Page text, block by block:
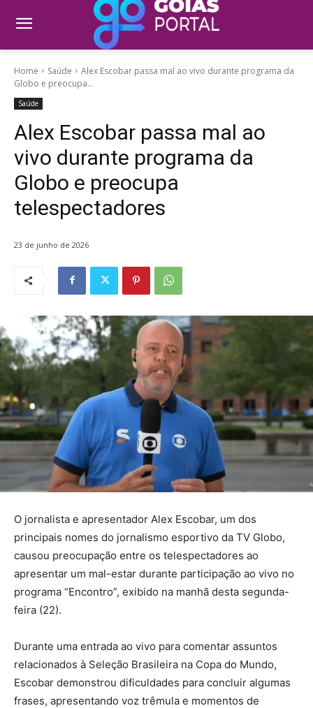
Home Saúde
Alex Escobar passa mal ao vivo durante programa da
Globo e preocupa...
Saúde
Alex Escobar passa mal ao
vivo durante programa da
Globo e preocupa
telespectadores
23 de junho de 2026
O jornalista e apresentador Alex Escobar, um dos
principais nomes do jornalismo esportivo da TV Globo,
causou preocupação entre os telespectadores ao
apresentar um mal-estar durante participação ao vivo no
programa “Encontro”, exibido na manhã desta segunda-
feira (22).
Durante uma entrada ao vivo para comentar assuntos
relacionados à Seleção Brasileira na Copa do Mundo,
Escobar demonstrou dificuldades para concluir algumas
frases, apresentando voz trêmula e momentos de